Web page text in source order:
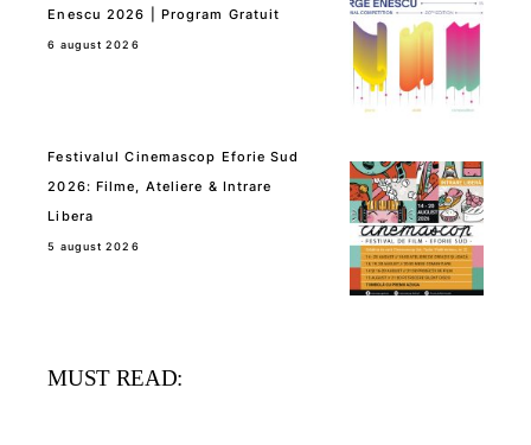
Enescu 2026 | Program Gratuit
6 august 2026
Festivalul Cinemascop Eforie Sud
2026: Filme, Ateliere & Intrare
Libera
5 august 2026
MUST READ: